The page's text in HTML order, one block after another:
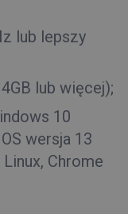
lub lepszy
lub więcej);
10
wersja 13
Chrome